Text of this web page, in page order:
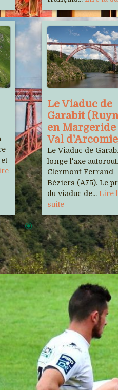
Le Viaduc de
Garabit
en Margeride
Val
Le Viaduc de
longe l'axe
Clermont-Ferrand-
Béziers (A75). Le
du viaduc de...Lire
suite
nos adhérents
Multiphonie /
la résitance/ Phot'haut